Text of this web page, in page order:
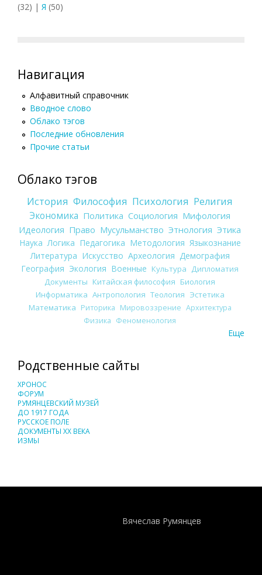
(32) | Я (50)
Навигация
Алфавитный справочник
Вводное слово
Облако тэгов
Последние обновления
Прочие статьи
Облако тэгов
История Философия Психология Религия
Экономика Политика Социология Мифология
Идеология Право Мусульманство Этнология Этика
Наука Логика Педагогика Методология Языкознание
Литература Искусство Археология Демография
География Экология Военные Культура
Дипломатия
Документы Китайская философия Биология
Информатика Антропология Теология Эстетика
Математика Риторика Мировоззрение Архитектура
Физика Феноменология
Еще
Родственные сайты
ХРОНОС
ФОРУМ
РУМЯНЦЕВСКИЙ МУЗЕЙ
ДО 1917 ГОДА
РУССКОЕ ПОЛЕ
ДОКУМЕНТЫ XX ВЕКА
ИЗМЫ
Вячеслав Румянцев